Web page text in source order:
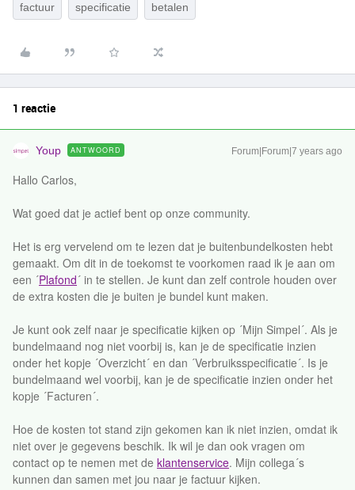
factuur specificatie betalen
1 reactie
Youp ANTWOORD Forum|Forum|7 years ago
Hallo Carlos,
Wat goed dat je actief bent op onze community.
Het is erg vervelend om te lezen dat je buitenbundelkosten hebt
gemaakt. Om dit in de toekomst te voorkomen raad ik je aan om
een ´Plafond´ in te stellen. Je kunt dan zelf controle houden over
de extra kosten die je buiten je bundel kunt maken.
Je kunt ook zelf naar je specificatie kijken op ´Mijn Simpel´. Als je
bundelmaand nog niet voorbij is, kan je de specificatie inzien
onder het kopje ´Overzicht´ en dan ´Verbruiksspecificatie´. Is je
bundelmaand wel voorbij, kan je de specificatie inzien onder het
kopje ´Facturen´.
Hoe de kosten tot stand zijn gekomen kan ik niet inzien, omdat ik
niet over je gegevens beschik. Ik wil je dan ook vragen om
contact op te nemen met de klantenservice. Mijn collega´s
kunnen dan samen met jou naar je factuur kijken.